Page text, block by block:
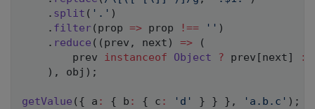
. split ( '.' )
. filter( prop => prop !== '' )
. reduce ( ( prev , next ) =>
(
        prev
instanceof Object ? prev [next] :
) , obj ) ;
getValue ( { a : { b : { c : 'd' } } } , 'a.b.c' ) ;